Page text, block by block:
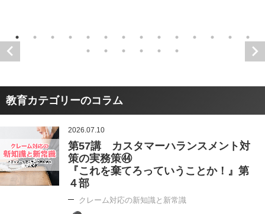
教育カテゴリーのコラム
2026.07.10
第57講 カスタマーハランスメント対
策の実務策㊹
『これを棄てろっていうことか！』第
４部
クレーム対応の新知識と新常識